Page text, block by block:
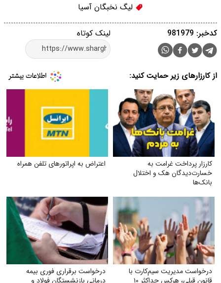
لیگ نخبگان آسیا
لینک کوتاه کدخبر: 981979
از کارزارهای زیر حمایت کنید:
کارزار پرداخت غرامت به
خسارت‌دیدگان هک و اختلال
بانک‌ها
اعتراض به اپراتورهای تلفن همراه
درخواست مدیریت سیم‌کارت با
قانون قبلی، هرکس حداکثر ۱۰
درخواست برقراری فوری بیمه
درمانی بازنشستگان فولاد و